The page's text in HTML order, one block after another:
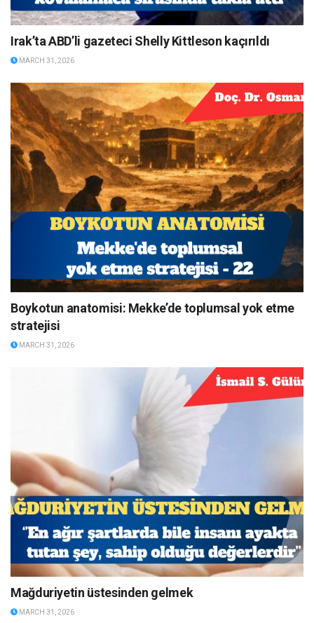
Irak’ta ABD’li gazeteci Shelly Kittleson kaçırıldı
MARCH 31, 2026
Boykotun anatomisi: Mekke’de toplumsal yok etme
stratejisi
MARCH 31, 2026
Mağduriyetin üstesinden gelmek
MARCH 31, 2026